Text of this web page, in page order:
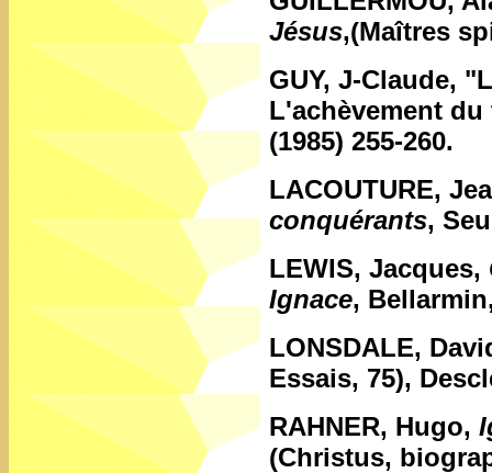
Jésus,(Maîtres
GUY, J-Claude,
L'achèvement
(1985) 255-260.
LACOUTURE,
conquérants,
LEWIS, Jacques,
Ignace,
LONSDALE,
Essais, 75),
RAHNER, Hugo,
(Christus,